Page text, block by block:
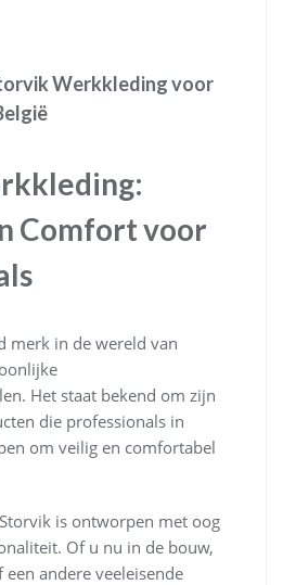
Werkkleding voor
Comfort voor
merk in de wereld van
Het staat bekend om zijn
die professionals in
om veilig en comfortabel
is ontworpen met oog
Of u nu in de bouw,
andere veeleisende